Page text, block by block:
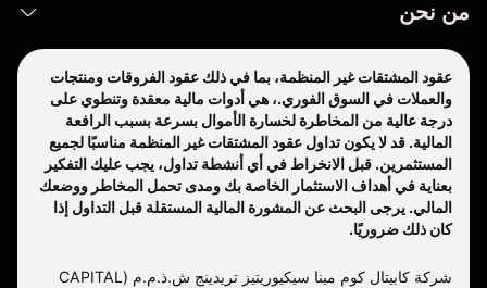
من نحن
عقود المشتقات غير المنظمة، بما في ذلك عقود الفروقات ومنتجات
والعملات في السوق الفوري.، هي أدوات مالية معقدة وتنطوي على
درجة عالية من المخاطرة لخسارة الأموال بسرعة بسبب الرافعة
المالية. قد لا يكون تداول عقود المشتقات غير المنظمة مناسبًا لجميع
المستثمرين. قبل الانخراط في أي أنشطة تداول، يجب عليك التفكير
بعناية في أهداف الاستثمار الخاصة بك ومدى تحمل المخاطر ووضعك
المالي. يرجى البحث عن المشورة المالية المستقلة قبل التداول إذا
كان ذلك ضروريًا.
شركة كابيتال كوم مينا سيكيوريتيز تريدينج ش.ذ.م.م (CAPITAL